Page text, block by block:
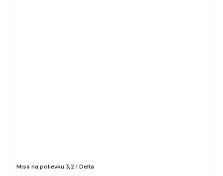
Misa na polievku 3,2 l Delta